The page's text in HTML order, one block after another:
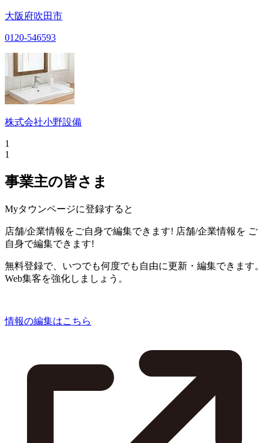
大阪府吹田市
0120-546593
株式会社小野設備
1
1
事業主の皆さま
Myタウンページに登録すると
店舗/企業情報をご自身で編集できます! 店舗/企業情報を ご
自身で編集できます!
無料登録で、いつでも何度でも自由に更新・編集できます。
Web集客を強化しましょう。
情報の編集はこちら